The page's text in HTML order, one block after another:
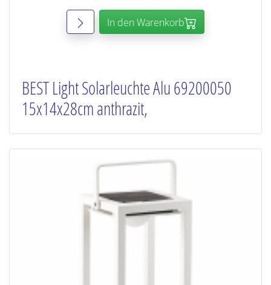
In den Warenkorb
BEST Light Solarleuchte Alu 69200050
15x14x28cm anthrazit,